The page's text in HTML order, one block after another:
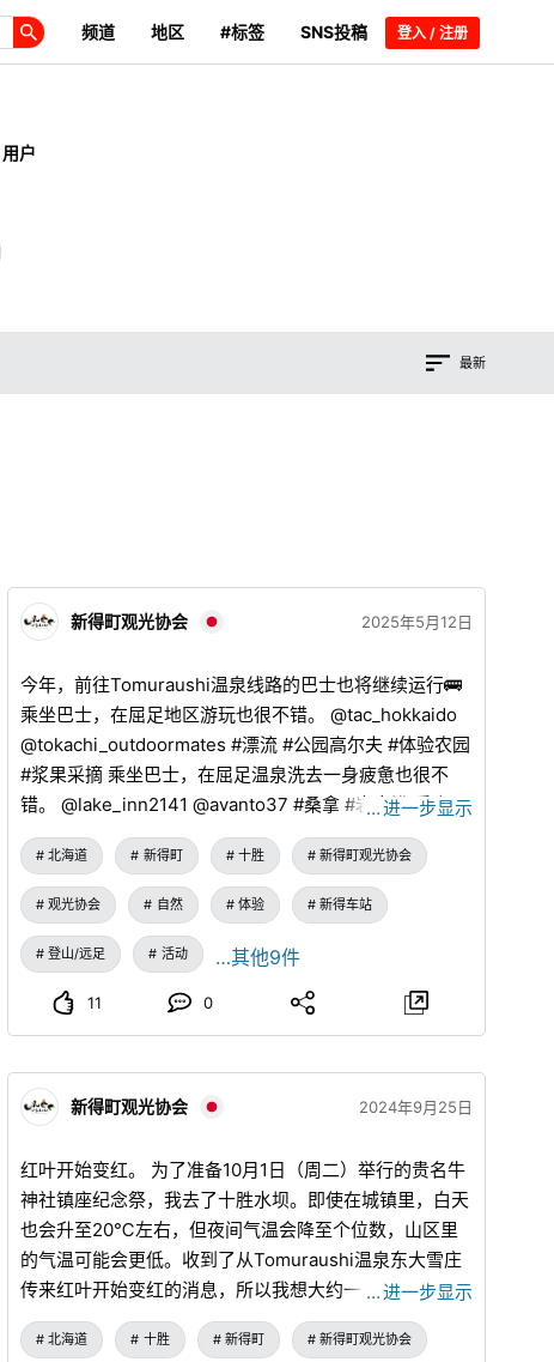
频道 地区 #标签 SNS投稿 登入 / 注册
用户
最新
新得町观光协会 2025年5月12日
今年，前往Tomuraushi温泉线路的巴士也将继续运行🚌
乘坐巴士，在屈足地区游玩也很不错。 @tac_hokkaido
@tokachi_outdoormates #漂流 #公园高尔夫 #体验农园
#浆果采摘 乘坐巴士，在屈足温泉洗去一身疲惫也很不
错。 @lake_inn2141 @avanto37 #桑拿 #岩盘浴 乘坐巴
士，观看从岩松水坝放流的壮观景象，或是参观漂流活动
也很不错。 #十胜川 #岩松水坝 #漂流 乘坐巴士，在
Tomuraushi地区的『山之交流馆Tomura』的咖啡厅悠闲
度日也很不错。 @kamuimintara2000 #咖啡厅 乘坐巴
士，在Tomuraushi温泉让全身焕然一新也很不错。
乘坐巴士，作为登山的据点也很不错。
@higashitaisetsusou #露营地 无论是从远方而来的游
客，还是自驾游的游客，不使用汽车的移动方式，相信都
会充满情趣，成为美好的回忆。 不要事先安排行程，随
意地乘坐巴士，将身心交付给流逝的时间和风景，怎么
样？
…进一步显示
北海道 新得町 十胜 新得町观光协会
观光协会 自然 体验 新得车站
登山/远足 活动 …其他9件
11 0
新得町观光协会 2024年9月25日
红叶开始变红。 为了准备10月1日（周二）举行的贵名牛
神社镇座纪念祭，我去了十胜水坝。即使在城镇里，白天
也会升至20℃左右，但夜间气温会降至个位数，山区里
的气温可能会更低。收到了从Tomuraushi温泉东大雪庄
传来红叶开始变红的消息，所以我想大约一周左右就会有
很大的进展吧？往年的话，Tomuraushi温泉东大雪庄附
近预计在下月初是最佳观赏期，从十胜水坝到屈足湖附近
…进一步显示
北海道 十胜 新得町 新得町观光协会